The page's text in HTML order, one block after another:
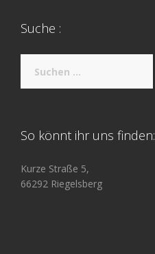
Suche :
nach:
So könnt ihr uns finden:
Kurze Straße 5,
66292 Riegelsberg